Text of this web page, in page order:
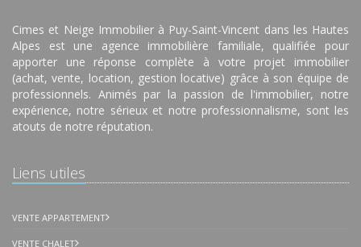
Cimes et Neige Immobilier à Puy-Saint-Vincent dans les Hautes
Alpes est une agence immobilière familiale, qualifiée pour
apporter une réponse complète à votre projet immobilier
(achat, vente, location, gestion locative) grâce à son équipe de
professionnels. Animés par la passion de l'immobilier, notre
expérience, notre sérieux et notre professionnalisme, sont les
atouts de notre réputation.
Liens utiles
VENTE APPARTEMENT
VENTE CHALET